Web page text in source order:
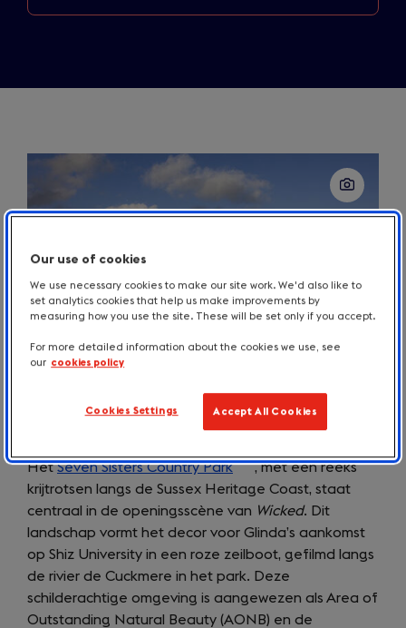
Ervaar de magie van het witte doek in
East Sussex, Buckinghamshire en Norfolk
HetSeven Sisters Country Park(opens
in
a
new
tab)
, met een reeks
krijtrotsen langs de Sussex Heritage Coast, staat
centraal in de openingsscène van Wicked. Dit
landschap vormt het decor voor Glinda’s aankomst
op Shiz University in een roze zeilboot, gefilmd langs
de rivier de Cuckmere in het park. Deze
schilderachtige omgeving is aangewezen als Area of
Outstanding Natural Beauty (AONB) en de
Our use of cookies
We use necessary cookies to make our site work. We'd also like to
set analytics cookies that help us make improvements by
measuring how you use the site. These will be set only if you accept.
For more detailed information about the cookies we use, see
our cookies policy
Cookies Settings Accept All Cookies